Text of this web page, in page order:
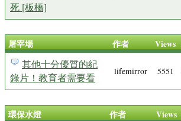
死 [板橋]
屠宰場 作者 Views
其他十分優質的紀
錄片！教育者需要看
lifemirror 5551
環保水燈 作者 Views